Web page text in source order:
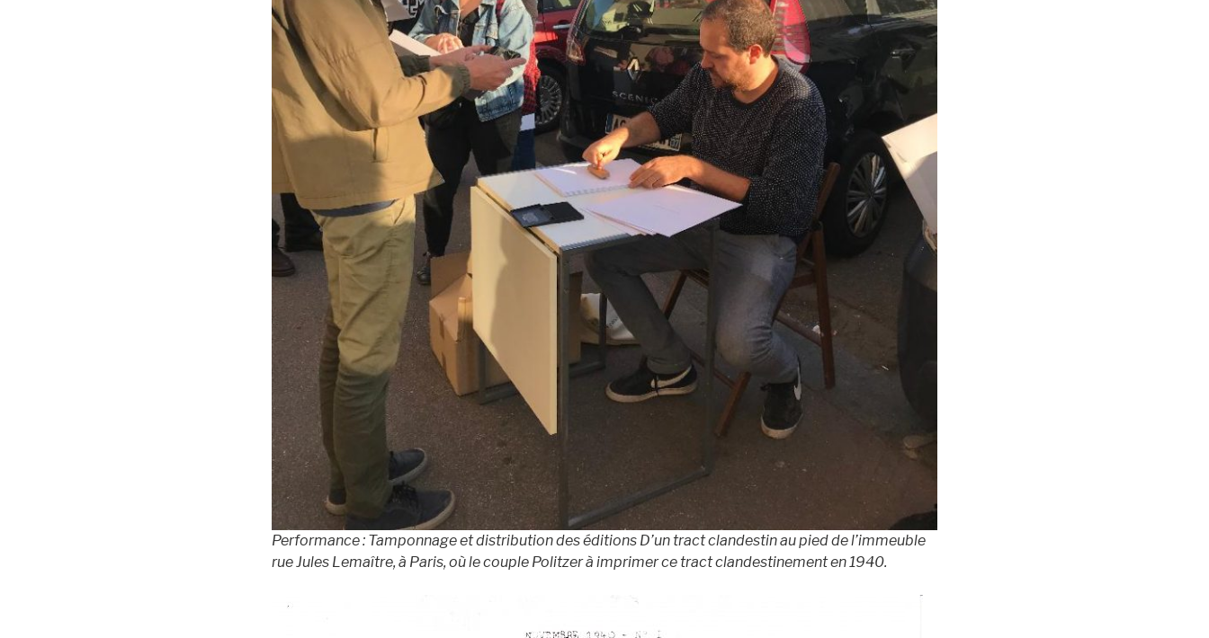
Performance : Tamponnage et distribution des éditions D’un tract clandestinau pied de l’immeuble
rue Jules Lemaître, à Paris, où le couple Politzer à imprimer ce tract clandestinement en 1940.